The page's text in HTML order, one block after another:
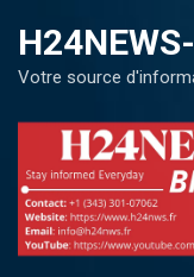
Votre source